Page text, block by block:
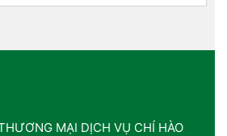
MẠI DỊCH VỤ CHÍ HÀO